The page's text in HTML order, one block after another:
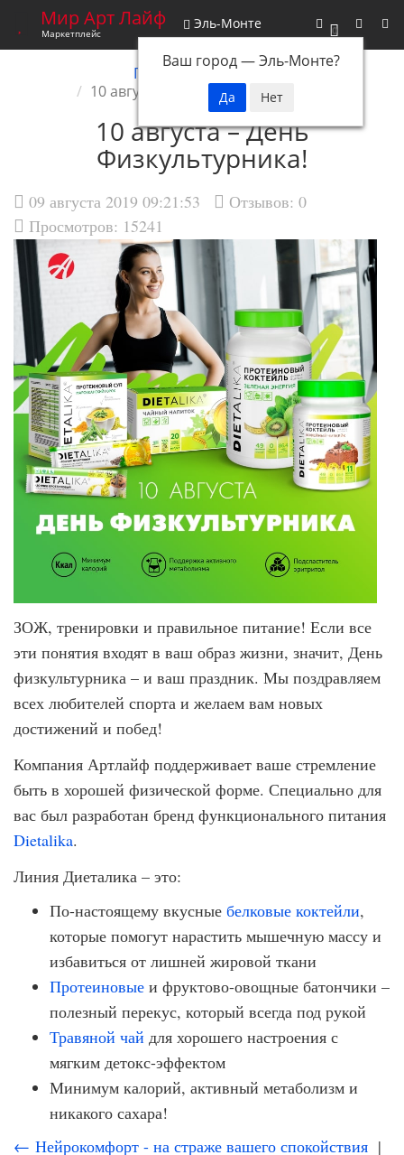
0
Мир Арт Лайф
Маркетплейс
Эль-Монте
Ваш город —Эль-Монте?
Главная
Новости
10 августа – День Физкультурника!
10 августа – День
Физкультурника!
09 августа 2019 09:21:53 Отзывов: 0
Просмотров: 15241
ЗОЖ, тренировки и правильное питание! Если все
эти понятия входят в ваш образ жизни, значит, День
физкультурника – и ваш праздник. Мы поздравляем
всех любителей спорта и желаем вам новых
достижений и побед!
Компания Артлайф поддерживает ваше стремление
быть в хорошей физической форме. Специально для
вас был разработан бренд функционального питания
Dietalika.
Линия Диеталика – это:
По-настоящему вкусные белковые коктейли,
которые помогут нарастить мышечную массу и
избавиться от лишней жировой ткани
Протеиновые и фруктово-овощные батончики –
полезный перекус, который всегда под рукой
Травяной чай для хорошего настроения с
мягким детокс-эффектом
Минимум калорий, активный метаболизм и
никакого сахара!
← Нейрокомфорт - на страже вашего спокойствия |